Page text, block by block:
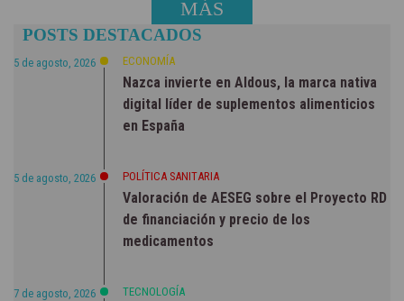
MÁS
NOTICIAS
POSTS DESTACADOS
5 de agosto, 2026 ECONOMÍA
Nazca invierte en Aldous, la marca nativa
digital líder de suplementos alimenticios
en España
5 de agosto, 2026 POLÍTICA SANITARIA
Valoración de AESEG sobre el Proyecto RD
de financiación y precio de los
medicamentos
7 de agosto, 2026 TECNOLOGÍA